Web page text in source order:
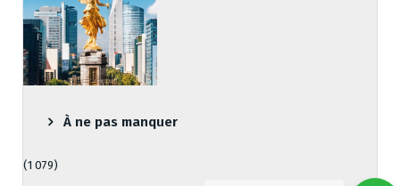
À ne pas manquer
(1 079)